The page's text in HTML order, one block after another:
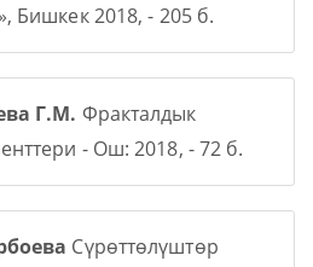
Бишкек 2018, - 205 б.
Г.М. Фракталдык
- Ош: 2018, - 72 б.
Сүрөттөлүштөр